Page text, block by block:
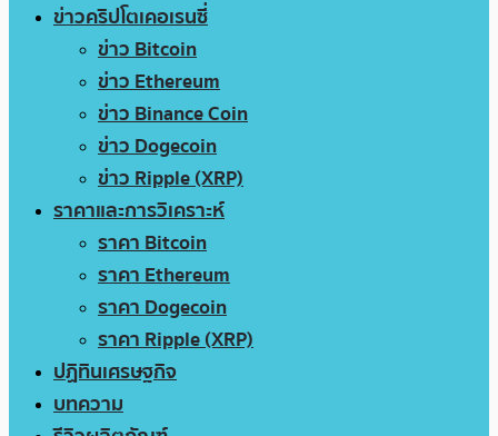
ข่าวคริปโตเคอเรนซี่
ข่าว Bitcoin
ข่าว Ethereum
ข่าว Binance Coin
ข่าว Dogecoin
ข่าว Ripple (XRP)
ราคาและการวิเคราะห์
ราคา Bitcoin
ราคา Ethereum
ราคา Dogecoin
ราคา Ripple (XRP)
ปฏิทินเศรษฐกิจ
บทความ